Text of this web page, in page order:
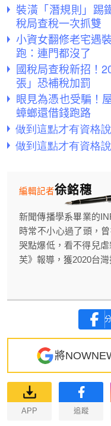
裝潢「潛規則」
稅局查稅一次抓雙
小資女翻修老宅遇
跑：連門都沒了
國稅局查稅新招！
張」恐補稅加罰
眼見為憑也受騙！
蟑螂還借錢跑路
徐銘穗
編輯記者
新聞傳播學系畢業的
時常不小心過了頭，
哭點爆低，看不得兒
芙》報導，獲2020台
將
APP 追蹤